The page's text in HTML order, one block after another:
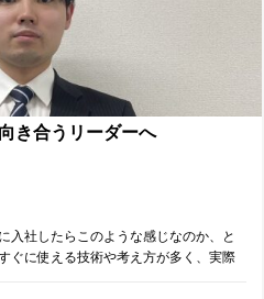
き合うリーダーへ
入社したらこのような感じなのか、と
ぐに使える技術や考え方が多く、実際